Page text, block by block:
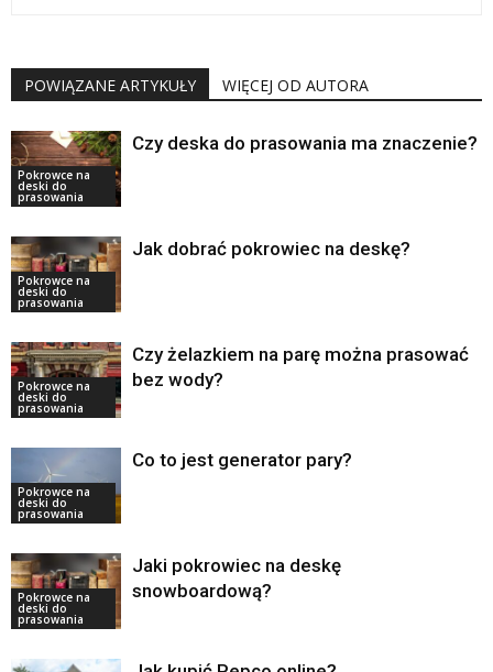
POWIĄZANE ARTYKUŁY WIĘCEJ OD AUTORA
Pokrowce na
deski do
prasowania
Czy deska do prasowania ma znaczenie?
Pokrowce na
deski do
prasowania
Jak dobrać pokrowiec na deskę?
Pokrowce na
deski do
prasowania
Czy żelazkiem na parę można prasować
bez wody?
Pokrowce na
deski do
prasowania
Co to jest generator pary?
Pokrowce na
deski do
prasowania
Jaki pokrowiec na deskę
snowboardową?